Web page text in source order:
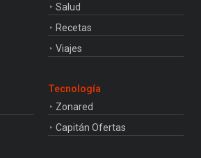
Salud
Recetas
Viajes
Tecnología
Zonared
Capitán Ofertas